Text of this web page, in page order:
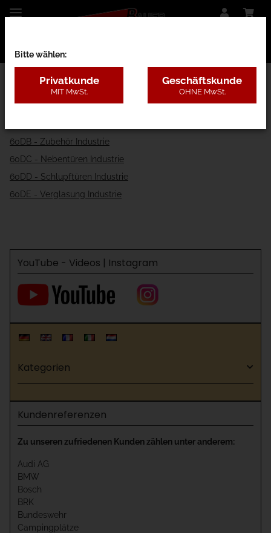
60 - Garagentore
60DB - Zubehör Industrie
60DC - Nebentüren Industrie
60DD - Schlupftüren Industrie
60DE - Verglasung Industrie
YouTube - Videos | Instagram
Kategorien
Kundenreferenzen
Zu unseren zufriedenen Kunden zählen unter anderem:
Audi AG
BMW
Bosch
BRK
Bundeswehr
Campingplätze
Bitte wählen:
Privatkunde
MIT MwSt.
Geschäftskunde
OHNE MwSt.